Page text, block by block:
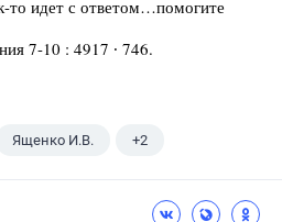
то идет с ответом…помогите
7-10 : 4917 ∙ 746.
Ященко И.В. +2